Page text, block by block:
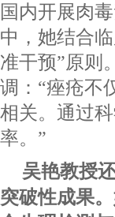
国内开展肉
中，她结合
准干预”原则
调：“痤疮不
相关。通过
率。”
吴艳教授
突破性成果。